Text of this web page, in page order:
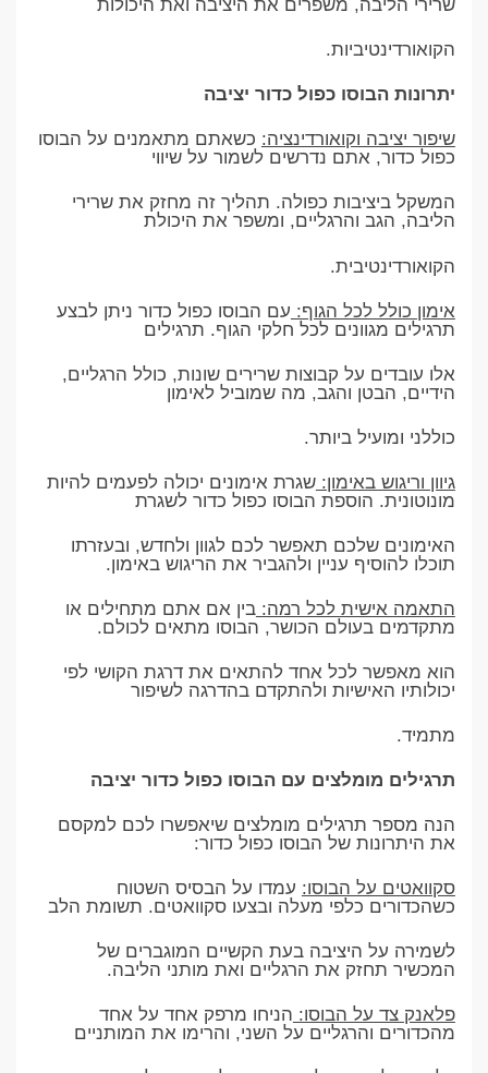
שרירי הליבה, משפרים את היציבה ואת היכולות
הקואורדינטיביות.
יתרונות הבוסו כפול כדור יציבה
שיפור יציבה וקואורדינציה: כשאתם מתאמנים על הבוסו
כפול כדור, אתם נדרשים לשמור על שיווי
המשקל ביציבות כפולה. תהליך זה מחזק את שרירי
הליבה, הגב והרגליים, ומשפר את היכולת
הקואורדינטיבית.
אימון כולל לכל הגוף: עם הבוסו כפול כדור ניתן לבצע
תרגילים מגוונים לכל חלקי הגוף. תרגילים
אלו עובדים על קבוצות שרירים שונות, כולל הרגליים,
הידיים, הבטן והגב, מה שמוביל לאימון
כוללני ומועיל ביותר.
גיוון וריגוש באימון:שגרת אימונים יכולה לפעמים להיות
מונוטונית. הוספת הבוסו כפול כדור לשגרת
האימונים שלכם תאפשר לכם לגוון ולחדש, ובעזרתו
תוכלו להוסיף עניין ולהגביר את הריגוש באימון.
התאמה אישית לכל רמה:בין אם אתם מתחילים או
מתקדמים בעולם הכושר, הבוסו מתאים לכולם.
הוא מאפשר לכל אחד להתאים את דרגת הקושי לפי
יכולותיו האישיות ולהתקדם בהדרגה לשיפור
מתמיד.
תרגילים מומלצים עם הבוסו כפול כדור יציבה
הנה מספר תרגילים מומלצים שיאפשרו לכם למקסם
את היתרונות של הבוסו כפול כדור:
סקוואטים על הבוסו: עמדו על הבסיס השטוח
כשהכדורים כלפי מעלה ובצעו סקוואטים. תשומת הלב
לשמירה על היציבה בעת הקשיים המוגברים של
המכשיר תחזק את הרגליים ואת מותני הליבה.
פלאנק צד על הבוסו: הניחו מרפק אחד על אחד
מהכדורים והרגליים על השני, והרימו את המותניים